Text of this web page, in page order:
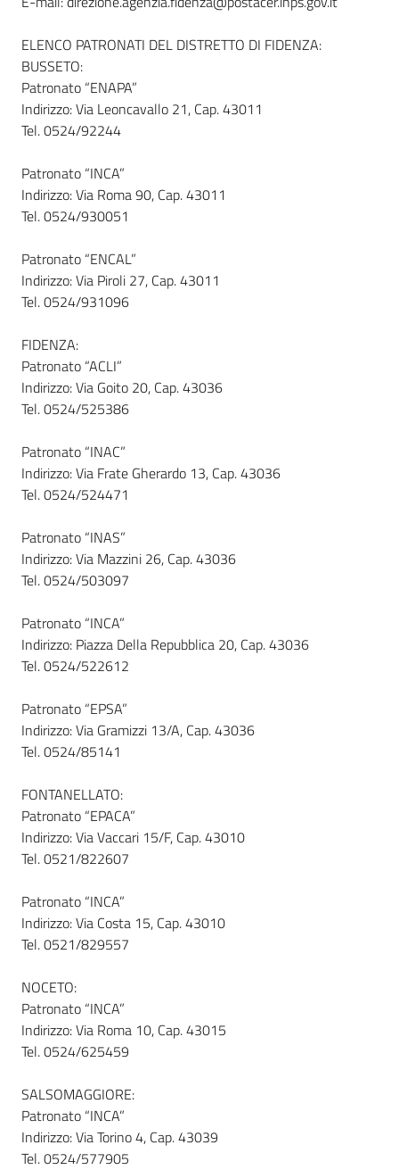
ELENCO PATRONATI DEL DISTRETTO DI FIDENZA:
BUSSETO:
Patronato “ENAPA”
Indirizzo: Via Leoncavallo 21, Cap. 43011
Tel. 0524/92244
Patronato “INCA”
Indirizzo: Via Roma 90, Cap. 43011
Tel. 0524/930051
Patronato “ENCAL”
Indirizzo: Via Piroli 27, Cap. 43011
Tel. 0524/931096
FIDENZA:
Patronato “ACLI”
Indirizzo: Via Goito 20, Cap. 43036
Tel. 0524/525386
Patronato “INAC”
Indirizzo: Via Frate Gherardo 13, Cap. 43036
Tel. 0524/524471
Patronato “INAS”
Indirizzo: Via Mazzini 26, Cap. 43036
Tel. 0524/503097
Patronato “INCA”
Indirizzo: Piazza Della Repubblica 20, Cap. 43036
Tel. 0524/522612
Patronato “EPSA”
Indirizzo: Via Gramizzi 13/A, Cap. 43036
Tel. 0524/85141
FONTANELLATO:
Patronato “EPACA”
Indirizzo: Via Vaccari 15/F, Cap. 43010
Tel. 0521/822607
Patronato “INCA”
Indirizzo: Via Costa 15, Cap. 43010
Tel. 0521/829557
NOCETO:
Patronato “INCA”
Indirizzo: Via Roma 10, Cap. 43015
Tel. 0524/625459
SALSOMAGGIORE:
Patronato “INCA”
Indirizzo: Via Torino 4, Cap. 43039
Tel. 0524/577905